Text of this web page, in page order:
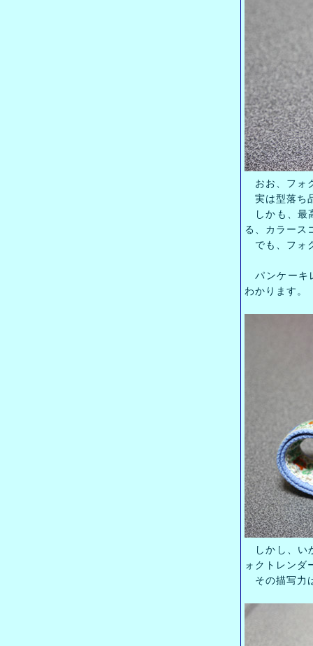
おお、フォ
実は型落ち
しかも、最
る、カラース
でも、フォ
パンケーキ
わかります。
しかし、い
ォクトレンダ
その描写力